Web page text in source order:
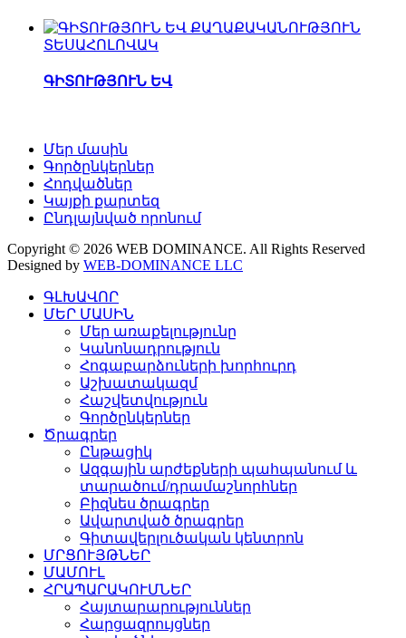
ՏԵՍԱՀՈԼՈՎԱԿ
ԳԻՏՈՒԹՅՈՒՆ ԵՎ
Մեր մասին
Գործընկերներ
Հոդվածներ
Կայքի քարտեզ
Ընդլայնված որոնում
Copyright © 2026 WEB DOMINANCE. All Rights Reserved
Designed by WEB-DOMINANCE LLC
ԳԼԽԱՎՈՐ
ՄԵՐ ՄԱՍԻՆ
Մեր առաքելությունը
Կանոնադրություն
Հոգաբարձուների խորհուրդ
Աշխատակազմ
Հաշվետվություն
Գործընկերներ
Ծրագրեր
Ընթացիկ
Ազգային արժեքների պահպանում և
տարածում/դրամաշնորհներ
Բիզնես ծրագրեր
Ավարտված ծրագրեր
Գիտավերլուծական կենտրոն
ՄՐՑՈՒՅԹՆԵՐ
ՄԱՄՈՒԼ
ՀՐԱՊԱՐԱԿՈՒՄՆԵՐ
Հայտարարություններ
Հարցազրույցներ